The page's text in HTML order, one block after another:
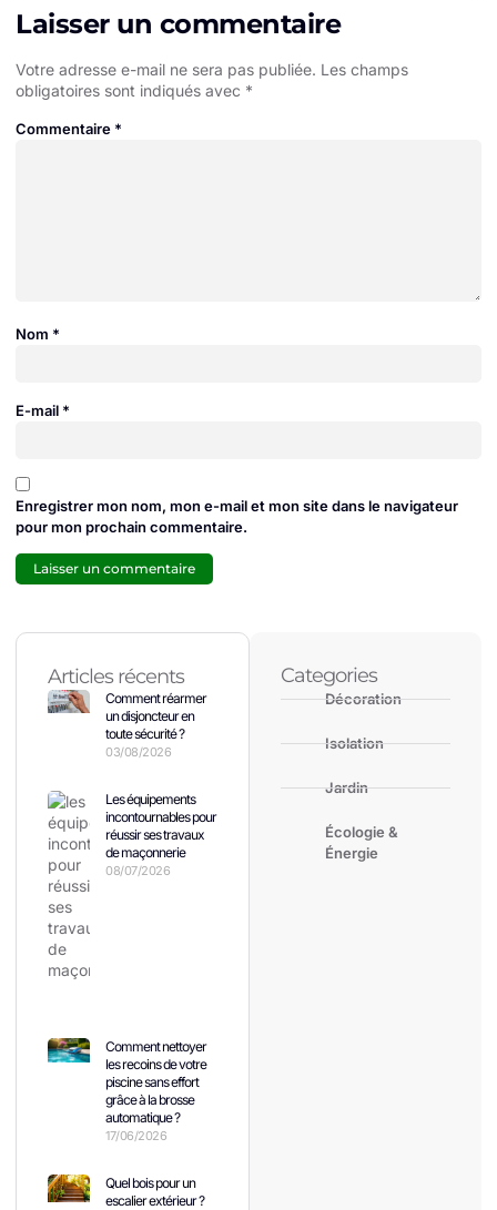
Laisser un commentaire
Votre adresse e-mail ne sera pas publiée. Les champs
obligatoires sont indiqués avec *
Commentaire *
Nom *
E-mail *
Enregistrer mon nom, mon e-mail et mon site dans le navigateur
pour mon prochain commentaire.
Articles récents
Comment réarmer
un disjoncteur en
toute sécurité ?
03/08/2026
Les équipements
incontournables pour
réussir ses travaux
de maçonnerie
08/07/2026
Comment nettoyer
les recoins de votre
piscine sans effort
grâce à la brosse
automatique ?
17/06/2026
Quel bois pour un
escalier extérieur ?
Categories
Décoration
Isolation
Jardin
Écologie &
Énergie